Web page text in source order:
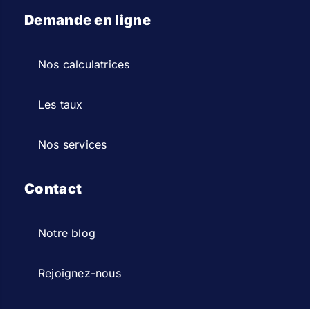
Demande en ligne
Nos calculatrices
Les taux
Nos services
Contact
Notre blog
Rejoignez-nous